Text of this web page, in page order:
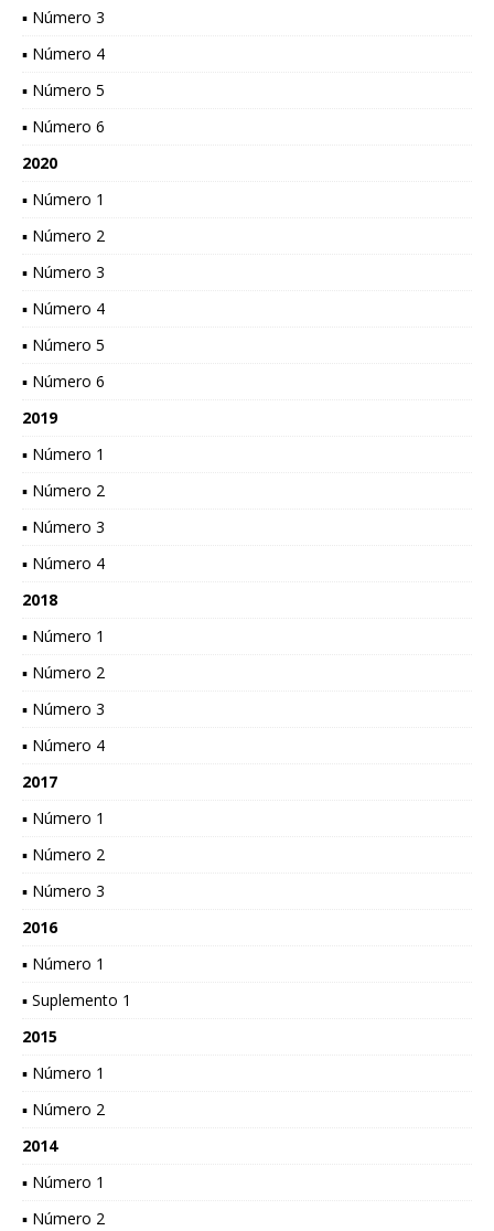
▪ Número 3
▪ Número 4
▪ Número 5
▪ Número 6
2020
▪ Número 1
▪ Número 2
▪ Número 3
▪ Número 4
▪ Número 5
▪ Número 6
2019
▪ Número 1
▪ Número 2
▪ Número 3
▪ Número 4
2018
▪ Número 1
▪ Número 2
▪ Número 3
▪ Número 4
2017
▪ Número 1
▪ Número 2
▪ Número 3
2016
▪ Número 1
▪ Suplemento 1
2015
▪ Número 1
▪ Número 2
2014
▪ Número 1
▪ Número 2